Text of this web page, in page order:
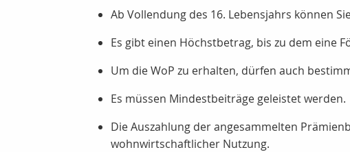
Ab Vollendung des 16. Lebensjahrs können
Es gibt einen Höchstbetrag, bis zu dem eine
Um die WoP zu erhalten, dürfen auch
Es müssen Mindestbeiträge geleistet werden.
Die Auszahlung der angesammelten
wohnwirtschaftlicher Nutzung.